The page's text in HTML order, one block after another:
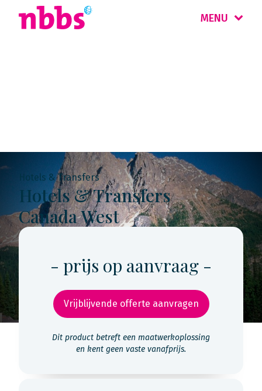
MENU
Hotels & Transfers
Hotels & Transfers
Canada West
- prijs op aanvraag -
Vrijblijvende offerte aanvragen
Dit product betreft een maatwerkoplossing
en kent geen vaste vanafprijs.